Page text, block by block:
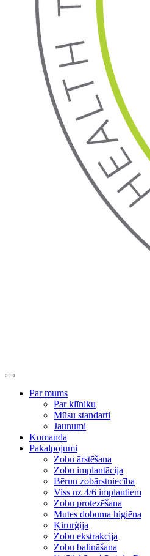
Par mums
Par klīniku
Mūsu standarti
Jaunumi
Komanda
Pakalpojumi
Zobu ārstēšana
Zobu implantācija
Bērnu zobārstniecība
Viss uz 4/6 implantiem
Zobu protezēšana
Mutes dobuma higiēna
Ķirurģija
Zobu ekstrakcija
Zobu balināšana